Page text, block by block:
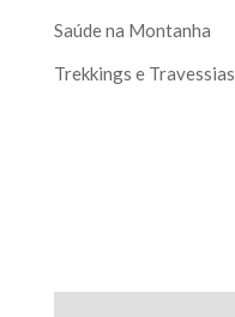
Saúde na Montanha
Trekkings e Travessias